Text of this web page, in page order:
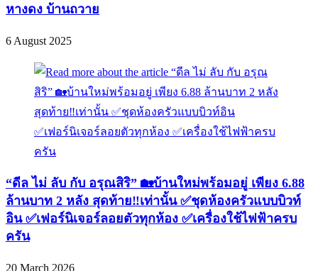
หางดง บ้านถวาย
6 August 2025
“ดีล ไม่ ลับ กับ อรุณสิริ” 🏡บ้านใหม่พร้อมอยู่ เพียง 6.88
ล้านบาท 2 หลัง สุดท้าย‼️เท่านั้น ✅ชุดห้องครัวแบบบิวท์
อิน ✅เฟอร์นิเจอร์ลอยตัวทุกห้อง ✅เครื่องใช้ไฟฟ้าครบ
ครัน
20 March 2026